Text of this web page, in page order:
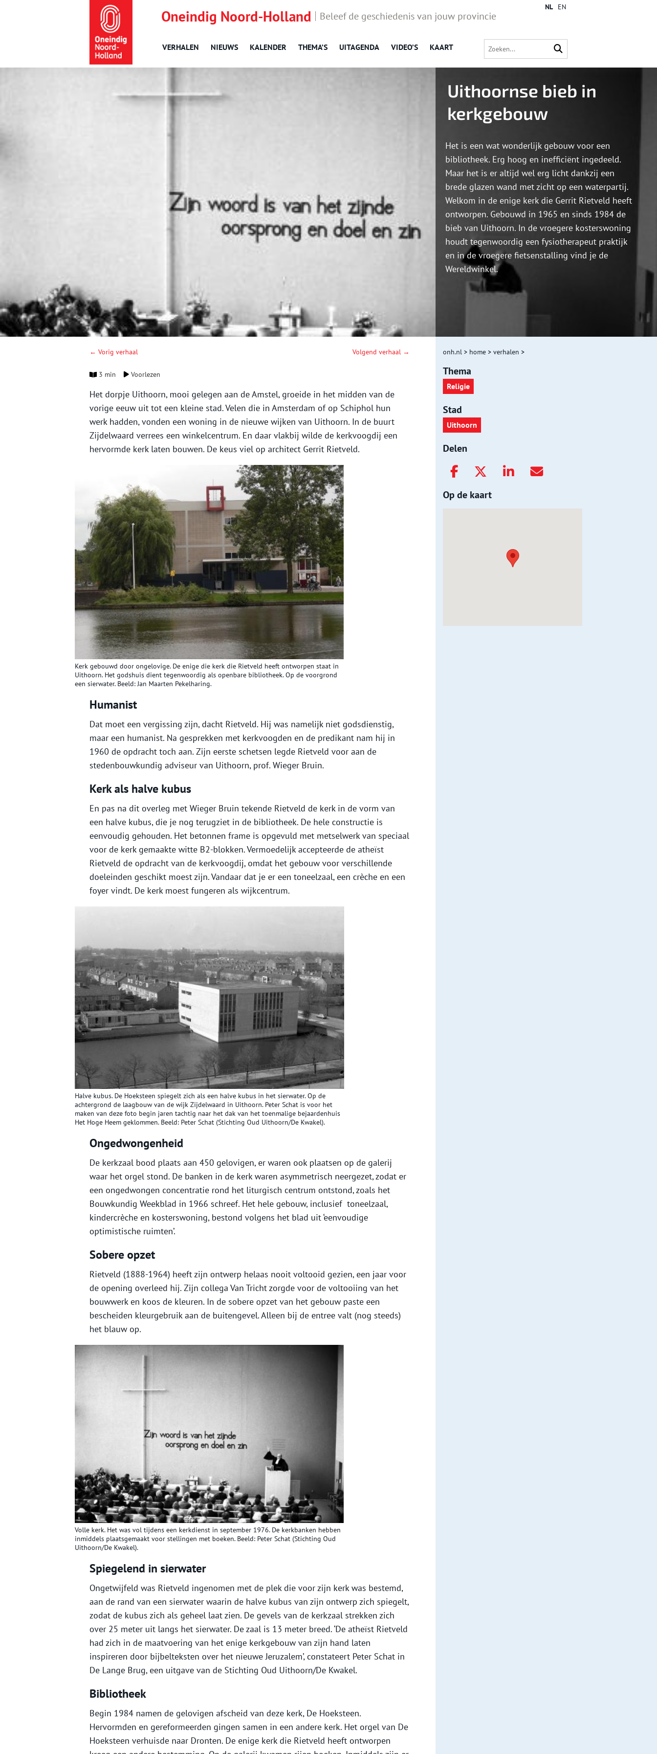
Oneindig Noord-Holland Beleef de geschiedenis van jouw provincie
VERHALEN NIEUWS KALENDER THEMA’S UITAGENDA VIDEO’S KAART
NL EN
Uithoornse bieb in
kerkgebouw
Het is een wat wonderlijk gebouw voor een
bibliotheek. Erg hoog en inefficiënt ingedeeld.
Maar het is er altijd wel erg licht dankzij een
brede glazen wand met zicht op een waterpartij.
Welkom in de enige kerk die Gerrit Rietveld heeft
ontworpen. Gebouwd in 1965 en sinds 1984 de
bieb van Uithoorn. In de vroegere kosterswoning
houdt tegenwoordig een fysiotherapeut praktijk
en in de vroegere fietsenstalling vind je de
Wereldwinkel.
← Vorig verhaal Volgend verhaal →
3 min Voorlezen
Het dorpje Uithoorn, mooi gelegen aan de Amstel, groeide in het midden van de
vorige eeuw uit tot een kleine stad. Velen die in Amsterdam of op Schiphol hun
werk hadden, vonden een woning in de nieuwe wijken van Uithoorn. In de buurt
Zijdelwaard verrees een winkelcentrum. En daar vlakbij wilde de kerkvoogdij een
hervormde kerk laten bouwen. De keus viel op architect Gerrit Rietveld.
Kerk gebouwd door ongelovige. De enige die kerk die Rietveld heeft ontworpen staat in
Uithoorn. Het godshuis dient tegenwoordig als openbare bibliotheek. Op de voorgrond
een sierwater. Beeld: Jan Maarten Pekelharing.
Humanist
Dat moet een vergissing zijn, dacht Rietveld. Hij was namelijk niet godsdienstig,
maar een humanist. Na gesprekken met kerkvoogden en de predikant nam hij in
1960 de opdracht toch aan. Zijn eerste schetsen legde Rietveld voor aan de
stedenbouwkundig adviseur van Uithoorn, prof. Wieger Bruin.
Kerk als halve kubus
En pas na dit overleg met Wieger Bruin tekende Rietveld de kerk in de vorm van
een halve kubus, die je nog terugziet in de bibliotheek. De hele constructie is
eenvoudig gehouden. Het betonnen frame is opgevuld met metselwerk van speciaal
voor de kerk gemaakte witte B2-blokken. Vermoedelijk accepteerde de atheïst
Rietveld de opdracht van de kerkvoogdij, omdat het gebouw voor verschillende
doeleinden geschikt moest zijn. Vandaar dat je er een toneelzaal, een crèche en een
foyer vindt. De kerk moest fungeren als wijkcentrum.
Halve kubus. De Hoeksteen spiegelt zich als een halve kubus in het sierwater. Op de
achtergrond de laagbouw van de wijk Zijdelwaard in Uithoorn. Peter Schat is voor het
maken van deze foto begin jaren tachtig naar het dak van het toenmalige bejaardenhuis
Het Hoge Heem geklommen. Beeld: Peter Schat (Stichting Oud Uithoorn/De Kwakel).
Ongedwongenheid
De kerkzaal bood plaats aan 450 gelovigen, er waren ook plaatsen op de galerij
waar het orgel stond. De banken in de kerk waren asymmetrisch neergezet, zodat er
een ongedwongen concentratie rond het liturgisch centrum ontstond, zoals het
Bouwkundig Weekblad in 1966 schreef. Het hele gebouw, inclusief toneelzaal,
kindercrèche en kosterswoning, bestond volgens het blad uit ‘eenvoudige
optimistische ruimten’.
Sobere opzet
Rietveld (1888-1964) heeft zijn ontwerp helaas nooit voltooid gezien, een jaar voor
de opening overleed hij. Zijn collega Van Tricht zorgde voor de voltooiing van het
bouwwerk en koos de kleuren. In de sobere opzet van het gebouw paste een
bescheiden kleurgebruik aan de buitengevel. Alleen bij de entree valt (nog steeds)
het blauw op.
Volle kerk. Het was vol tijdens een kerkdienst in september 1976. De kerkbanken hebben
inmiddels plaatsgemaakt voor stellingen met boeken. Beeld: Peter Schat (Stichting Oud
Uithoorn/De Kwakel).
Spiegelend in sierwater
Ongetwijfeld was Rietveld ingenomen met de plek die voor zijn kerk was bestemd,
aan de rand van een sierwater waarin de halve kubus van zijn ontwerp zich spiegelt,
zodat de kubus zich als geheel laat zien. De gevels van de kerkzaal strekken zich
over 25 meter uit langs het sierwater. De zaal is 13 meter breed. ‘De atheïst Rietveld
had zich in de maatvoering van het enige kerkgebouw van zijn hand laten
inspireren door bijbelteksten over het nieuwe Jeruzalem’, constateert Peter Schat in
De Lange Brug, een uitgave van de Stichting Oud Uithoorn/De Kwakel.
Bibliotheek
Begin 1984 namen de gelovigen afscheid van deze kerk, De Hoeksteen.
Hervormden en gereformeerden gingen samen in een andere kerk. Het orgel van De
Hoeksteen verhuisde naar Dronten. De enige kerk die Rietveld heeft ontworpen
onh.nl > home > verhalen >
Thema
Religie
Stad
Uithoorn
Delen
Op de kaart